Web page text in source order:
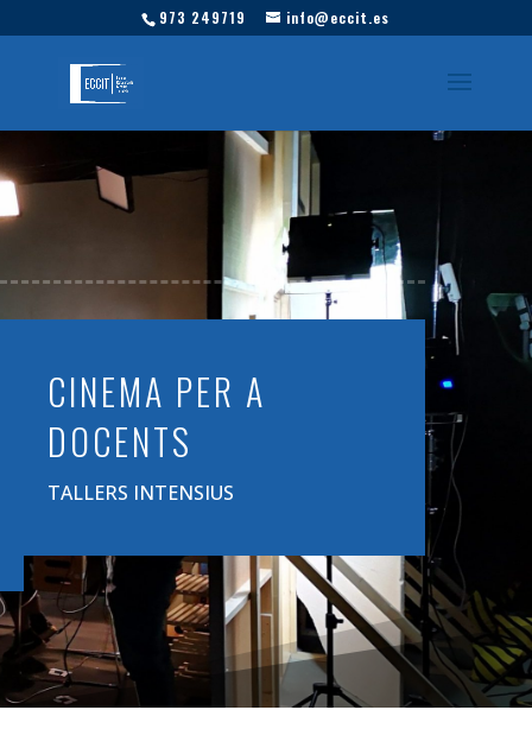
973 249719 info@eccit.es
CINEMA PER A
DOCENTS
TALLERS INTENSIUS